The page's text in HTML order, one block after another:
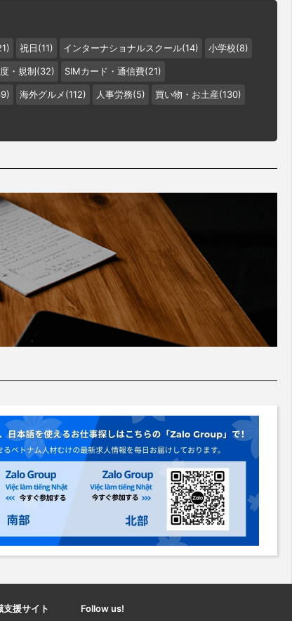
祝日(11) インターナショナルスクール(14) 小学校(8)
・規制(32) SIMカード・通信費(21)
海外グルメ(112) 人事労務(5) 買い物・お土産(130)
援サイト Follow us!